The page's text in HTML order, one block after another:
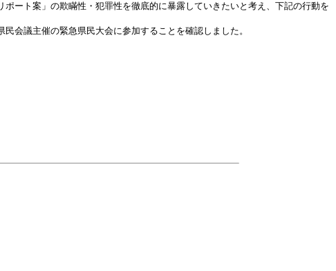
ート案」の欺瞞性・犯罪性を徹底的に暴露していきたいと考え、下記の行動を
会議主催の緊急県民大会に参加することを確認しました。